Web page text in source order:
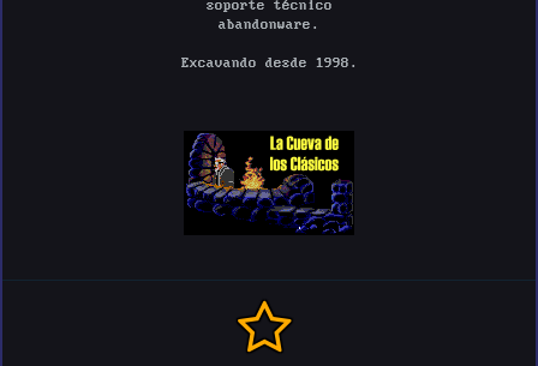
soporte técnico
abandonware.
Excavando desde 1998.